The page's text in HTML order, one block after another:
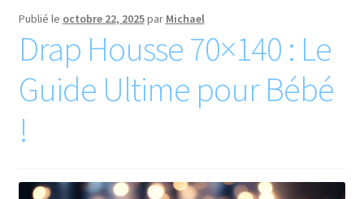
Publié le octobre 22, 2025par Michael
Drap Housse 70×140 : Le
Guide Ultime pour Bébé
!